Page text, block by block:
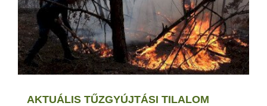
AKTUÁLIS TŰZGYÚJTÁSI TILALOM